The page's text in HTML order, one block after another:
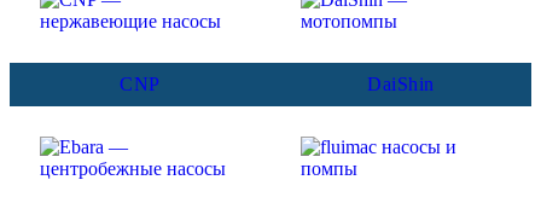
CNP DaiShin